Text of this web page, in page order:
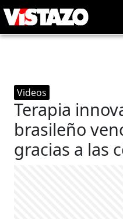
Videos
Terapia
brasileño
gracias a las